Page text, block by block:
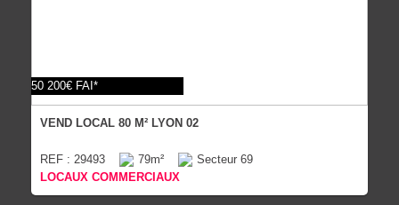
50 200€ FAI*
VEND LOCAL 80 M² LYON 02
REF : 29493 79m²
Secteur 69
LOCAUX COMMERCIAUX